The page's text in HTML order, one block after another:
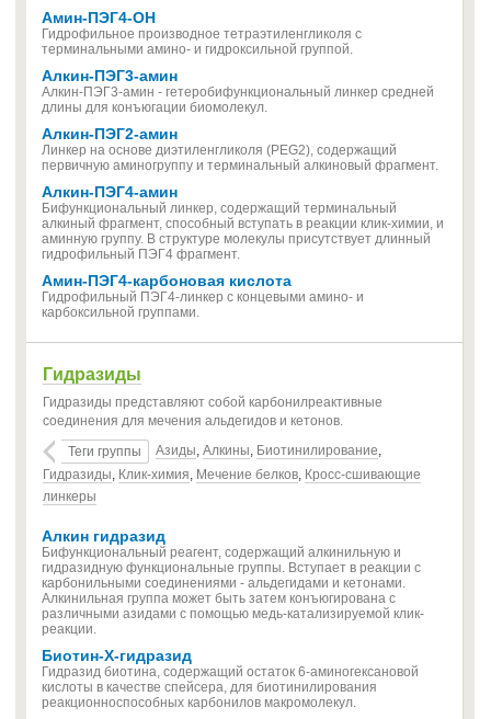
Амин-ПЭГ4-OH
Гидрофильное производное тетраэтиленгликоля с
терминальными амино- и гидроксильной группой.
Алкин-ПЭГ3-амин
Алкин-ПЭГ3-амин - гетеробифункциональный линкер средней
длины для конъюгации биомолекул.
Алкин-ПЭГ2-амин
Линкер на основе диэтиленгликоля (PEG2), содержащий
первичную аминогруппу и терминальный алкиновый фрагмент.
Алкин-ПЭГ4-амин
Бифункциональный линкер, содержащий терминальный
алкиный фрагмент, способный вступать в реакции клик-химии, и
аминную группу. В структуре молекулы присутствует длинный
гидрофильный ПЭГ4 фрагмент.
Амин-ПЭГ4-карбоновая кислота
Гидрофильный ПЭГ4-линкер с концевыми амино- и
карбоксильной группами.
Гидразиды
Гидразиды представляют собой карбонилреактивные
соединения для мечения альдегидов и кетонов.
Теги группы
Азиды, Алкины, Биотинилирование,
Гидразиды, Клик-химия, Мечение белков, Кросс-сшивающие
линкеры
Алкин гидразид
Бифункциональный реагент, содержащий алкинильную и
гидразидную функциональные группы. Вступает в реакции с
карбонильными соединениями - альдегидами и кетонами.
Алкинильная группа может быть затем конъюгирована с
различными азидами с помощью медь-катализируемой клик-
реакции.
Биотин-X-гидразид
Гидразид биотина, содержащий остаток 6-аминогексановой
кислоты в качестве спейсера, для биотинилирования
реакционноспособных карбонилов макромолекул.